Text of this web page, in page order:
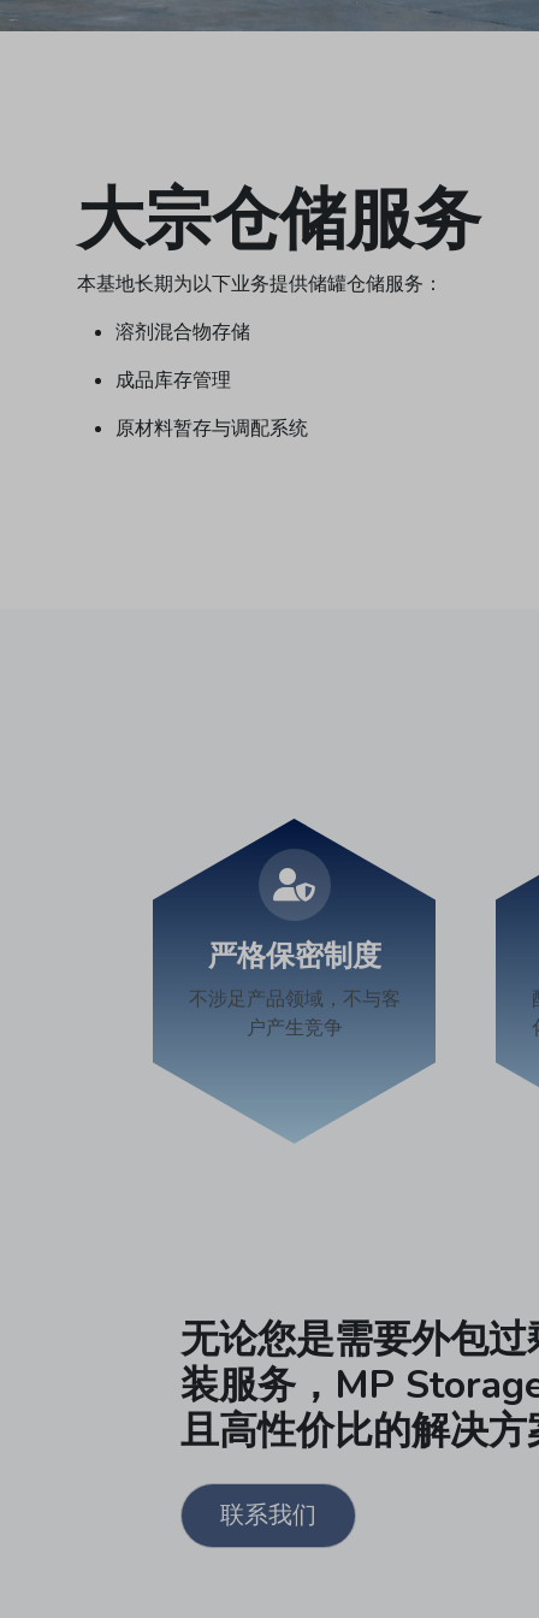
大宗仓储服务
本基地长期为以下业务提供储罐仓储服务：
溶剂混合物存储
成品库存管理
原材料暂存与调配系统
严格保密制度
不涉足产品领域，不与客
户产生竞争
无论您是需要外包
装服务，MP
且高性价比的解决方
联系我们